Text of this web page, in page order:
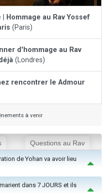
Hommage au Rav Yossef
(Paris)
d'hommage au Rav
(Londres)
rencontrer le Admour
à venir
Questions au Rav
de Yohan va avoir lieu
dans 7 JOURS et ils